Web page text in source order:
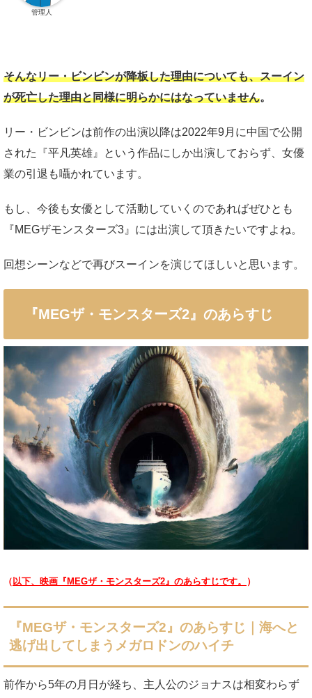
管理人
そんなリー・ビンビンが降板した理由についても、スーイン
が死亡した理由と同様に明らかにはなっていません。
リー・ビンビンは前作の出演以降は2022年9月に中国で公開
された『平凡英雄』という作品にしか出演しておらず、女優
業の引退も囁かれています。
もし、今後も女優として活動していくのであればぜひとも
『MEGザモンスターズ3』には出演して頂きたいですよね。
回想シーンなどで再びスーインを演じてほしいと思います。
『MEGザ・モンスターズ2』のあらすじ
（ 以下、映画『MEGザ・モンスターズ2』のあらすじです。 ）
『MEGザ・モンスターズ2』のあらすじ｜海へと
逃げ出してしまうメガロドンのハイチ
前作から5年の月日が経ち、主人公のジョナスは相変わらず